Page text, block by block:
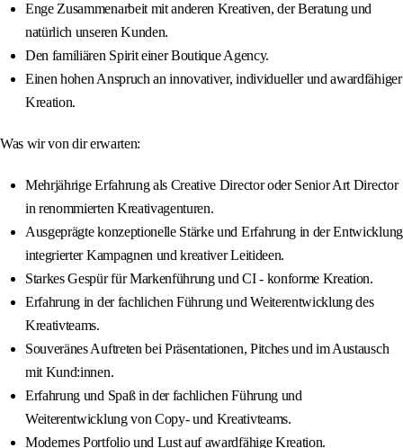
Enge Zusammenarbeit mit anderen Kreativen, der Beratung und
natürlich unseren Kunden.
Den familiären Spirit einer Boutique Agency.
Einen hohen Anspruch an innovativer, individueller und awardfähiger
Kreation.
Was wir von dir erwarten:
Mehrjährige Erfahrung als Creative Director oder Senior Art Director
in renommierten Kreativagenturen.
Ausgeprägte konzeptionelle Stärke und Erfahrung in der Entwicklung
integrierter Kampagnen und kreativer Leitideen.
Starkes Gespür für Markenführung und CI ‑ konforme Kreation.
Erfahrung in der fachlichen Führung und Weiterentwicklung des
Kreativteams.
Souveränes Auftreten bei Präsentationen, Pitches und im Austausch
mit Kund:innen.
Erfahrung und Spaß in der fachlichen Führung und
Weiterentwicklung von Copy- und Kreativteams.
Modernes Portfolio und Lust auf awardfähige Kreation.